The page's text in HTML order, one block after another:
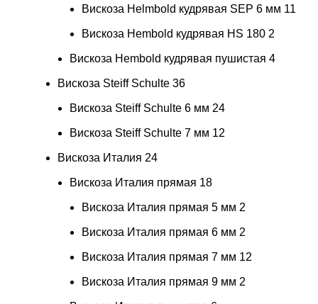
Вискоза Helmbold кудрявая SEP 6 мм 11
Вискоза Hembold кудрявая HS 180 2
Вискоза Hembold кудрявая пушистая 4
Вискоза Steiff Schulte 36
Вискоза Steiff Schulte 6 мм 24
Вискоза Steiff Schulte 7 мм 12
Вискоза Италия 24
Вискоза Италия прямая 18
Вискоза Италия прямая 5 мм 2
Вискоза Италия прямая 6 мм 2
Вискоза Италия прямая 7 мм 12
Вискоза Италия прямая 9 мм 2